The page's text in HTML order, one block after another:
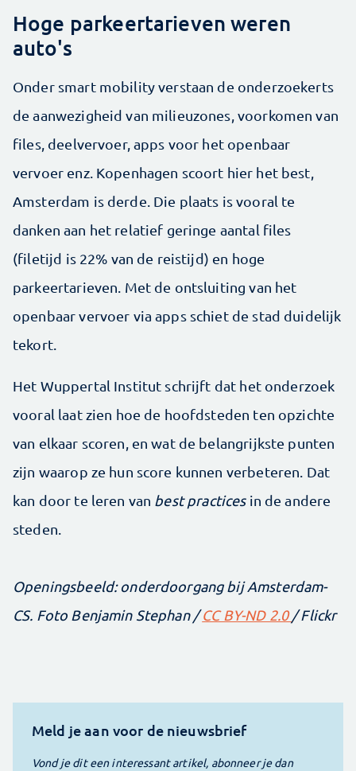
Hoge parkeertarieven weren
auto's
Onder smart mobility verstaan de onderzoekerts
de aanwezigheid van milieuzones, voorkomen van
files, deelvervoer, apps voor het openbaar
vervoer enz. Kopenhagen scoort hier het best,
Amsterdam is derde. Die plaats is vooral te
danken aan het relatief geringe aantal files
(filetijd is 22% van de reistijd) en hoge
parkeertarieven. Met de ontsluiting van het
openbaar vervoer via apps schiet de stad duidelijk
tekort.
Het Wuppertal Institut schrijft dat het onderzoek
vooral laat zien hoe de hoofdsteden ten opzichte
van elkaar scoren, en wat de belangrijkste punten
zijn waarop ze hun score kunnen verbeteren. Dat
kan door te leren van best practicesin de andere
steden.
Openingsbeeld: onderdoorgang bij Amsterdam-
CS. Foto Benjamin Stephan /CC BY-ND 2.0/ Flickr
Meld je aan voor de nieuwsbrief
Vond je dit een interessant artikel, abonneer je dan